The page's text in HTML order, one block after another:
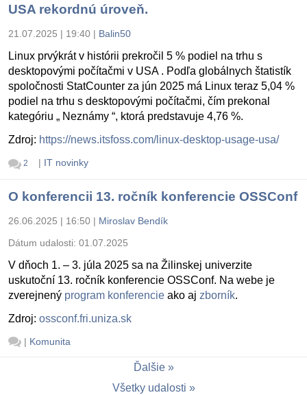
USA rekordnú úroveň.
21.07.2025 | 19:40 | Balin50
Linux prvýkrát v histórii prekročil 5 % podiel na trhu s
desktopovými počítačmi v USA . Podľa globálnych štatistík
spoločnosti StatCounter za jún 2025 má Linux teraz 5,04 %
podiel na trhu s desktopovými počítačmi, čím prekonal
kategóriu „ Neznámy “, ktorá predstavuje 4,76 %.
Zdroj: https://news.itsfoss.com/linux-desktop-usage-usa/
2 | IT novinky
O konferencii 13. ročník konferencie OSSConf
26.06.2025 | 16:50 | Miroslav Bendík
Dátum udalosti: 01.07.2025
V dňoch 1. – 3. júla 2025 sa na Žilinskej univerzite
uskutoční 13. ročník konferencie OSSConf. Na webe je
zverejnený program konferencie ako aj zborník.
Zdroj: ossconf.fri.uniza.sk
| Komunita
Ďalšie
Všetky udalosti